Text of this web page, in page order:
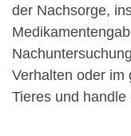
der Nachsorge,
Verhalten oder im
Tieres und handle